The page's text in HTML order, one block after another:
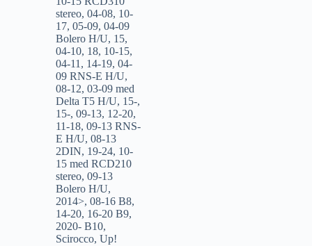
stereo, 04-08, 10-
17, 05-09, 04-09
Bolero H/U, 15,
04-10, 18, 10-15,
04-11 , 14-19, 04-
09 RNS-E H/U,
08-12, 03-09 med
Delta T5 H/U, 15-,
15-, 09-13, 12-20,
11-18, 09-13 RNS-
E H/U, 08-13
2DIN, 19-24, 10-
15 med RCD210
stereo, 09-13
Bolero H/U,
2014>, 08-16 B8,
14-20, 16-20 B9,
2020- B10,
Scirocco, Up!